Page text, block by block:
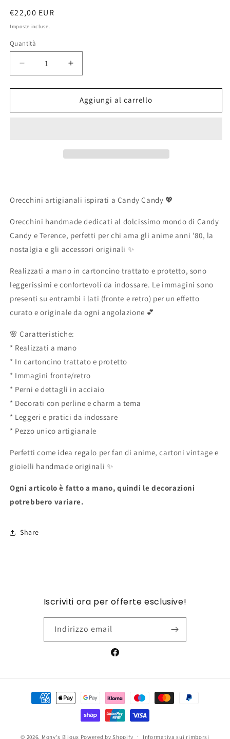
Prezzo
di
€22,00 EUR
Imposte incluse.
Quantità
Diminuisci
quantità
per
anime
Aumenta
quantità
per
Orecchini
anime
Aggiungi al carrello
Orecchini artigianali ispirati a Candy Candy 💖
Orecchini handmade dedicati al dolcissimo mondo di Candy
Candy e Terence, perfetti per chi ama gli anime anni ’80, la
nostalgia e gli accessori originali ✨
Realizzati a mano in cartoncino trattato e protetto, sono
leggerissimi e confortevoli da indossare. Le immagini sono
presenti su entrambi i lati (fronte e retro) per un effetto
curato e originale da ogni angolazione 💕
🌸 Caratteristiche:
* Realizzati a mano
* In cartoncino trattato e protetto
* Immagini fronte/retro
* Perni e dettagli in acciaio
* Decorati con perline e charm a tema
* Leggeri e pratici da indossare
* Pezzo unico artigianale
Perfetti come idea regalo per fan di anime, cartoni vintage e
gioielli handmade originali ✨
Ogni articolo è fatto a mano, quindi le decorazioni
potrebbero variare.
Share
Iscriviti ora per offerte esclusive!
Indirizzo email
Facebook
Metodi
© 2026, Mony's Bijoux Powered by Shopify Informativa sui rimborsi